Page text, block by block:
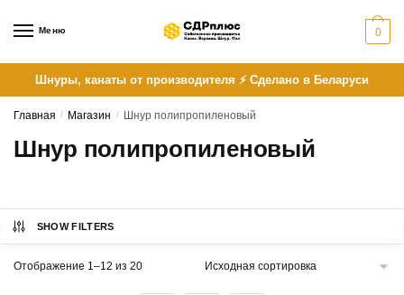
Меню 0
Шнуры, канаты от производителя ⚡ Сделано в Беларуси
Главная / Магазин / Шнур полипропиленовый
Шнур полипропиленовый
SHOW FILTERS
Отображение 1–12 из 20